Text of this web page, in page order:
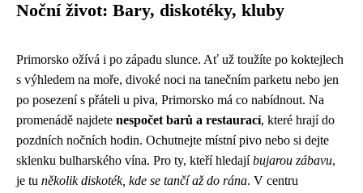
Noční život: Bary, diskotéky, kluby
Primorsko ožívá i po západu slunce. Ať už toužíte po koktejlech
s výhledem na moře, divoké noci na tanečním parketu nebo jen
po posezení s přáteli u piva, Primorsko má co nabídnout. Na
promenádě najdete nespočet barů a restaurací, které hrají do
pozdních nočních hodin. Ochutnejte místní pivo nebo si dejte
sklenku bulharského vína. Pro ty, kteří hledajíbujarou zábavu,
je tu několik diskoték, kde se tančí až do rána. V centru